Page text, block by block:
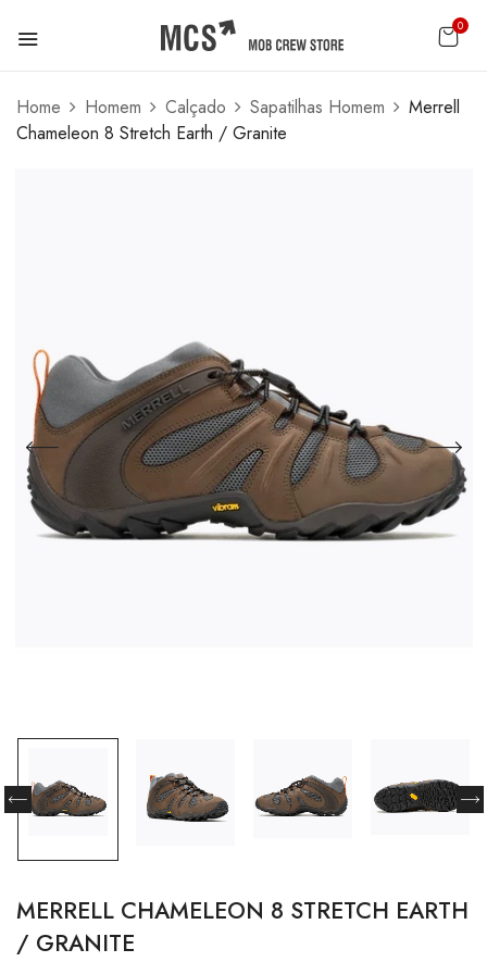
0
Home Homem Calçado Sapatilhas Homem
Merrell
Chameleon 8 Stretch Earth / Granite
MERRELL CHAMELEON 8 STRETCH EARTH
/ GRANITE